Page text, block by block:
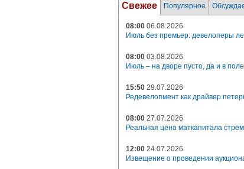
Свежее Популярное
08:00 06.08.2026
Июль без премьер: девелоперы
08:00 03.08.2026
Июль – на дворе пусто, да и в поле
15:50 29.07.2026
Редевелопмент как драйвер
08:00 27.07.2026
Реальная цена маткапитала
12:00 24.07.2026
Извещение о проведении